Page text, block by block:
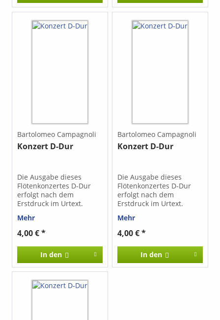
Bartolomeo Campagnoli
Konzert D-Dur
Die Ausgabe dieses
Flötenkonzertes D-Dur
erfolgt nach dem
Erstdruck im Urtext.
Mehr
4,00 € *
In den
Bartolomeo Campagnoli
Konzert D-Dur
Die Ausgabe dieses
Flötenkonzertes D-Dur
erfolgt nach dem
Erstdruck im Urtext.
Mehr
4,00 € *
In den